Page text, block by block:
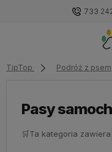
733
TipTop Podróż z psem
Pasy
🛒Ta kategoria zawiera